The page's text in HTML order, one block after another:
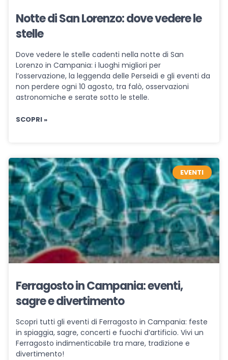
Notte di San Lorenzo: dove vedere le
stelle
Dove vedere le stelle cadenti nella notte di San
Lorenzo in Campania: i luoghi migliori per
l’osservazione, la leggenda delle Perseidi e gli eventi da
non perdere ogni 10 agosto, tra falò, osservazioni
astronomiche e serate sotto le stelle.
SCOPRI »
EVENTI
Ferragosto in Campania: eventi,
sagre e divertimento
Scopri tutti gli eventi di Ferragosto in Campania: feste
in spiaggia, sagre, concerti e fuochi d’artificio. Vivi un
Ferragosto indimenticabile tra mare, tradizione e
divertimento!